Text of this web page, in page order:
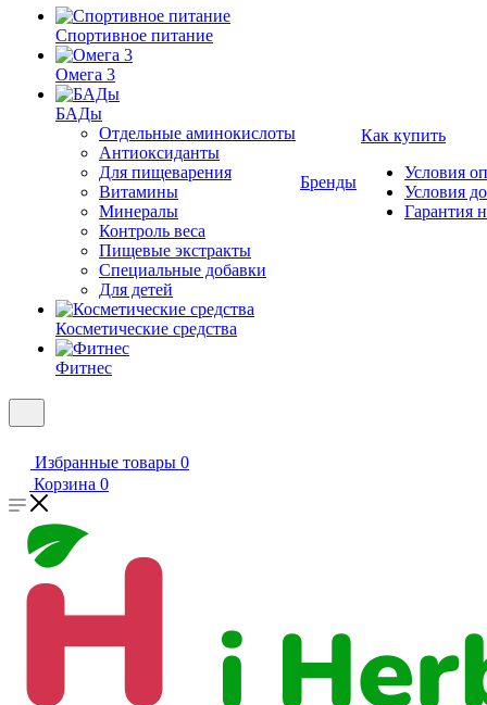
Спортивное питание
Омега 3
БАДы
Отдельные аминокислоты
Антиоксиданты
Для пищеварения
Витамины
Минералы
Контроль веса
Пищевые экстракты
Специальные добавки
Для детей
Косметические средства
Фитнес
Бренды
Как купить
Условия
Условия
Гарантия
Избранные товары 0
Корзина 0